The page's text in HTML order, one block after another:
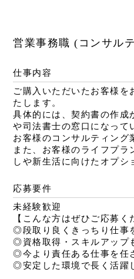
営業事務職 (コンサル
仕事内容
ご購入いただいたお客様を
たします。
具体的には、契約書の作成
や司法書士の窓口になって
お客様のコンサルティング
また、お客様のライフプラ
しや新生活に向けたオプシ
応募要件
未経験歓迎
【こんな方はぜひご応募く
◎段取り良くきっちり仕事
◎資格取得・スキルアップ
◎今より責任ある仕事を任
◎安定した環境で長く活躍